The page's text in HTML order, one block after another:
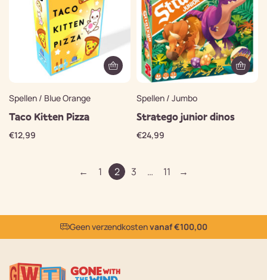
Spellen / Blue Orange
Taco Kitten Pizza
€12,99
Spellen / Jumbo
Stratego junior dinos
€24,99
← 1 2 3 … 11 →
Geen verzendkostenvanaf €100,00